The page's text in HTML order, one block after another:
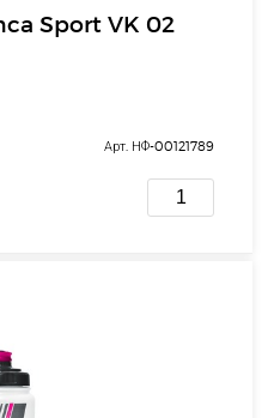
Sport VK 02
Арт. НФ-00121789